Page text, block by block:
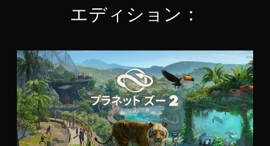
エディション：
プ
ラ
ネ
ッ
ト
ズ
ー
2